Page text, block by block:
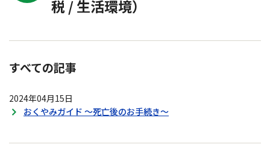
税 / 生活環境）
すべての記事
2024年04月15日
おくやみガイド ～死亡後のお手続き～